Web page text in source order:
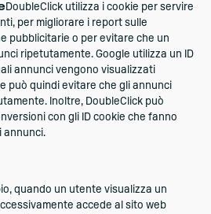
DoubleClick utilizza i cookie per servire
per migliorare i report sulle
pubblicitarie o per evitare che un
ripetutamente. Google utilizza un ID
annunci vengono visualizzati
può quindi evitare che gli annunci
Inoltre, DoubleClick può
con gli ID cookie che fanno
annunci.
quando un utente visualizza un
accede al sito web